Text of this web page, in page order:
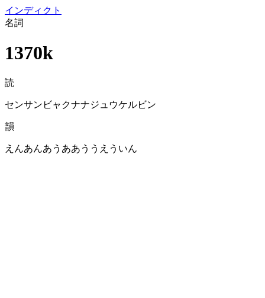
インディクト
名詞
1370k
読
センサンビャクナナジュウケルビン
韻
えんあんあうああううえういん